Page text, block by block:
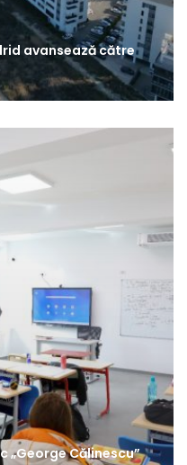
avansează către
„George Călinescu”